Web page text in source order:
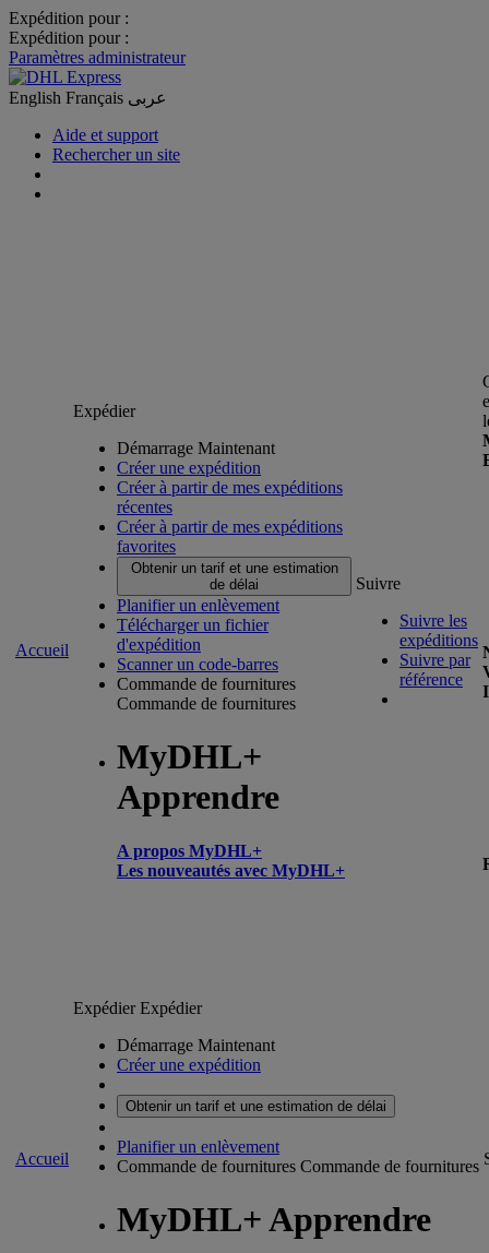
Expédition pour :
Expédition pour :
Paramètres administrateur
English Français عربى
Aide et support
Rechercher un site
Accueil
Expédier
Démarrage Maintenant
Créer une expédition
Créer à partir de mes expéditions
récentes
Créer à partir de mes expéditions
favorites
Obtenir un tarif et une estimation
de délai
Planifier un enlèvement
Télécharger un fichier
d'expédition
Scanner un code-barres
Commande de fournitures
Commande de fournitures
MyDHL+
Apprendre
A propos MyDHL+
Les nouveautés avec MyDHL+
Suivre
Suivre les
expéditions
Suivre par
référence
Accueil
ExpédierExpédier
Démarrage Maintenant
Créer une expédition
Obtenir un tarif et une estimation de délai
Planifier un enlèvement
Commande de fournitures Commande de fournitures
MyDHL+ Apprendre